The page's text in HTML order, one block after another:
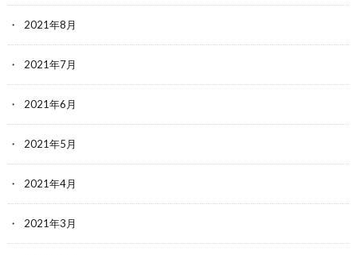
2021年8月
2021年7月
2021年6月
2021年5月
2021年4月
2021年3月